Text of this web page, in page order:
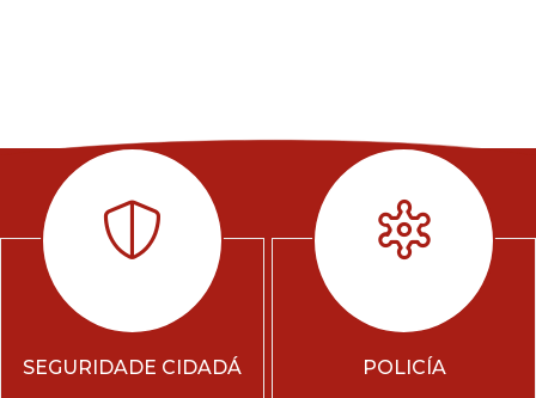
SEGURIDADE CIDADÁ POLICÍA